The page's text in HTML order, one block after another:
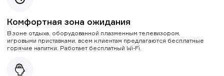
Комфортная зона ожидания
В зоне отдыха, оборудованной плазменным телевизором,
игровыми приставками, всем клиентам предлагаются бесплатные
горячие напитки. Работает бесплатный Wi-Fi.